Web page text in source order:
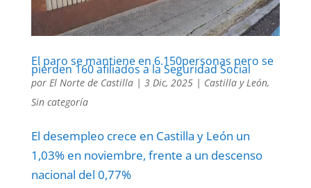
El paro se mantiene en 6.150personas pero se
pierden 160 afiliados a la Seguridad Social
por El Norte de Castilla| 3 Dic, 2025| Castilla y León,
Sin categoría
El desempleo crece en Castilla y León un
1,03% en noviembre, frente a un descenso
nacional del 0,77%